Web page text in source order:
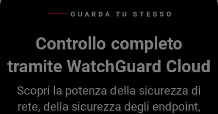
GUARDA TU STESSO
Controllo completo
tramite WatchGuard Cloud
Scopri la potenza della sicurezza di
rete, della sicurezza degli endpoint,